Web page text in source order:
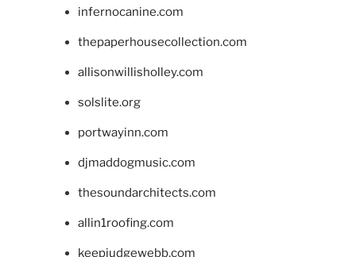
infernocanine.com
thepaperhousecollection.com
allisonwillisholley.com
solslite.org
portwayinn.com
djmaddogmusic.com
thesoundarchitects.com
allin1roofing.com
keepjudgewebb.com